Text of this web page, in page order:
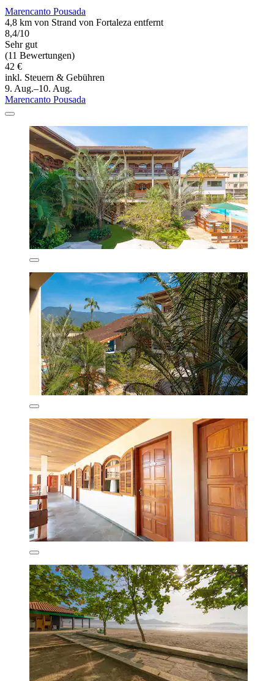
Marencanto Pousada
4,8 km von Strand von Fortaleza entfernt
8,4/10
Sehr gut
(11 Bewertungen)
42 €
inkl. Steuern & Gebühren
9. Aug.–10. Aug.
Marencanto Pousada